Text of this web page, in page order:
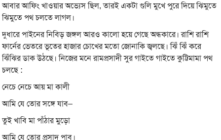
আবার আফিং খাওয়ার অভ্যেস ছিল, তারই একটা গুলি মুখে পুরে দিয়ে ঝিমুতে
ঝিমুতে পথ চলতে লাগল।
দুধারে পাইনের নিবিড় জঙ্গল আরও কালো হয়ে গেছে অন্ধকারে। রাশি রাশি
ফার্নের ভেতরে ভূতের হাজার চোখের মতো জোনাকি জ্বলছে। ঝিঁ ঝিঁ করে
ঝিঁঝির ডাক উঠছে। নিজের মনে রামপ্রসাদী সুর গাইতে গাইতে কুট্টিমামা পথ
চলছে :
নেচে নেচে আয় মা কালী
আমি যে তোর সঙ্গে যাব–
তুই খাবি মা পাঁঠার মুড়ো
আমি যে তোর প্রসাদ পাব।